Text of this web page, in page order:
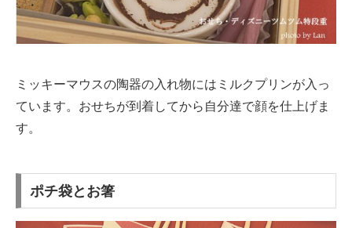
ミッキーマウスの陶器の入れ物にはミルクプリンが入っ
ています。おせちが到着してから自分達で顔を仕上げま
す。
ポチ袋とお箸